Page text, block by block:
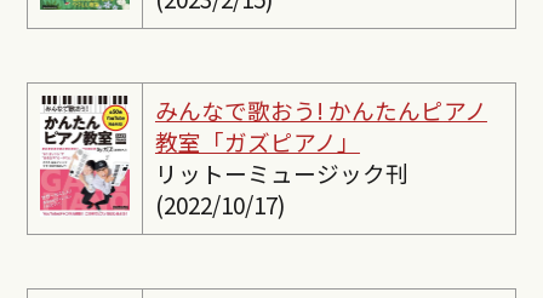
みんなで歌おう! かんたんピアノ
教室「ガズピアノ」
リットーミュージック刊
(2022/10/17)